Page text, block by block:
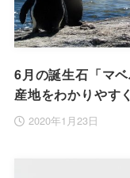
6月の誕生石「マ
産地をわかりやす
2020年1月23日